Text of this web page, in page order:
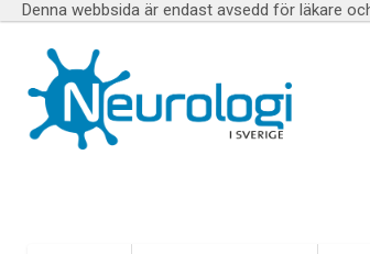
Denna webbsida är endast avsedd för läkare